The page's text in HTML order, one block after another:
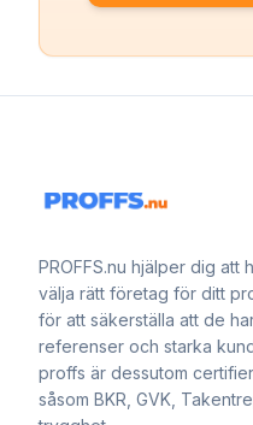
PROFFS.nu hjälper dig
välja rätt företag för ditt
för att säkerställa att de
referenser och starka
proffs är dessutom
såsom BKR, GVK,